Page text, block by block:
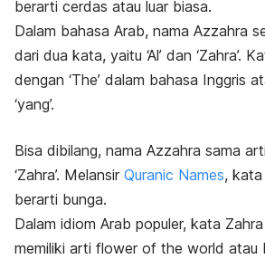
berarti cerdas atau luar biasa.
Dalam bahasa Arab, nama Azzahra
dari dua kata, yaitu ‘Al’ dan ‘Zahra’.
dengan ‘The’ dalam bahasa Inggris
‘yang’.
Bisa dibilang, nama Azzahra sama
‘Zahra’. Melansir Quranic Names, kata
berarti bunga.
Dalam idiom Arab populer, kata
memiliki arti flower of the world atau